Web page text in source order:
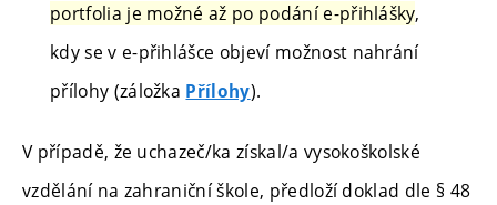
portfolia je možné až po podání e-přihlášky,
kdy se v e-přihlášce objeví možnost nahrání
přílohy (záložka Přílohy).
V případě, že uchazeč/ka získal/a vysokoškolské
vzdělání na zahraniční škole, předloží doklad dle § 48